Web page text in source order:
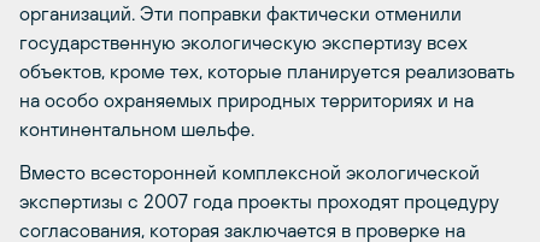
организаций. Эти поправки фактически отменили
государственную экологическую экспертизу всех
объектов, кроме тех, которые планируется реализовать
на особо охраняемых природных территориях и на
континентальном шельфе.
Вместо всесторонней комплексной экологической
экспертизы с 2007 года проекты проходят процедуру
согласования, которая заключается в проверке на